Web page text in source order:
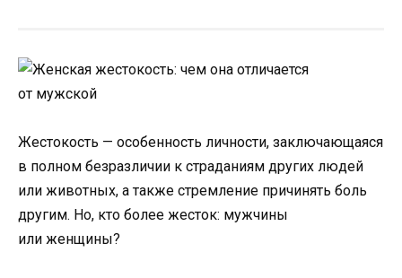
Жестокость — особенность личности, заключающаяся
в полном безразличии к страданиям других людей
или животных, а также стремление причинять боль
другим. Но, кто более жесток: мужчины
или женщины?